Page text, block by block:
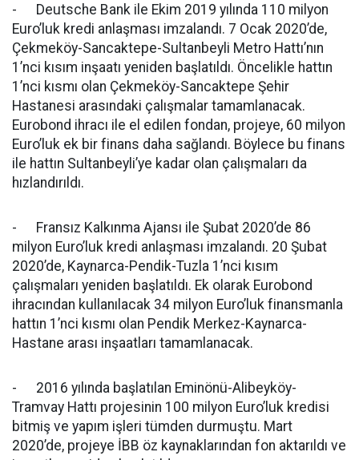
- Deutsche Bank ile Ekim 2019 yılında 110 milyon
Euro’luk kredi anlaşması imzalandı. 7 Ocak 2020’de,
Çekmeköy-Sancaktepe-Sultanbeyli Metro Hattı’nın
1’nci kısım inşaatı yeniden başlatıldı. Öncelikle hattın
1’nci kısmı olan Çekmeköy-Sancaktepe Şehir
Hastanesi arasındaki çalışmalar tamamlanacak.
Eurobond ihracı ile el edilen fondan, projeye, 60 milyon
Euro’luk ek bir finans daha sağlandı. Böylece bu finans
ile hattın Sultanbeyli’ye kadar olan çalışmaları da
hızlandırıldı.
- Fransız Kalkınma Ajansı ile Şubat 2020’de 86
milyon Euro’luk kredi anlaşması imzalandı. 20 Şubat
2020’de, Kaynarca-Pendik-Tuzla 1’nci kısım
çalışmaları yeniden başlatıldı. Ek olarak Eurobond
ihracından kullanılacak 34 milyon Euro’luk finansmanla
hattın 1’nci kısmı olan Pendik Merkez-Kaynarca-
Hastane arası inşaatları tamamlanacak.
- 2016 yılında başlatılan Eminönü-Alibeyköy-
Tramvay Hattı projesinin 100 milyon Euro’luk kredisi
bitmiş ve yapım işleri tümden durmuştu. Mart
2020’de, projeye İBB öz kaynaklarından fon aktarıldı ve